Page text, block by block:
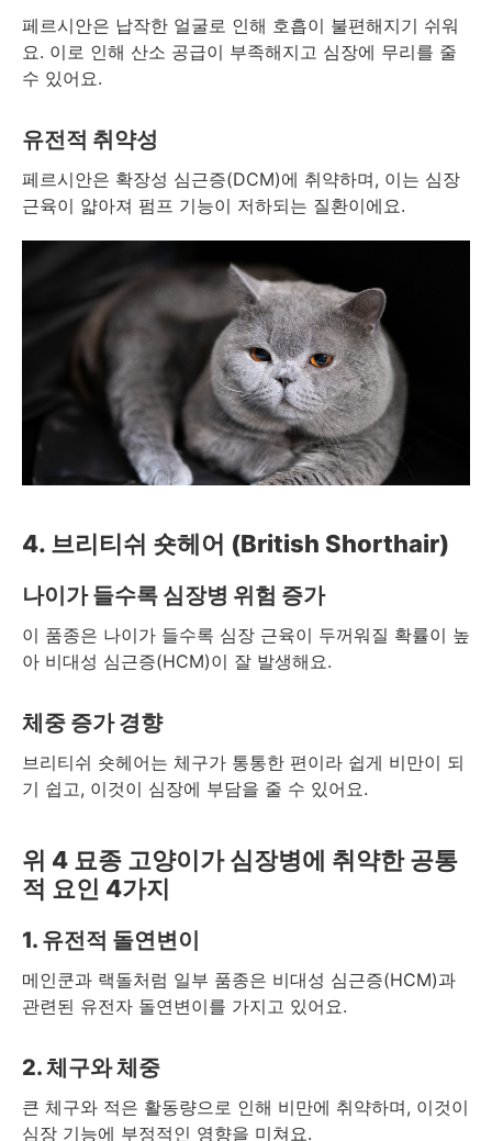
페르시안은 납작한 얼굴로 인해 호흡이 불편해지기 쉬워
요. 이로 인해 산소 공급이 부족해지고 심장에 무리를 줄
수 있어요.
유전적 취약성
페르시안은 확장성 심근증(DCM)에 취약하며, 이는 심장
근육이 얇아져 펌프 기능이 저하되는 질환이에요.
4. 브리티쉬 숏헤어 (British Shorthair)
나이가 들수록 심장병 위험 증가
이 품종은 나이가 들수록 심장 근육이 두꺼워질 확률이 높
아 비대성 심근증(HCM)이 잘 발생해요.
체중 증가 경향
브리티쉬 숏헤어는 체구가 통통한 편이라 쉽게 비만이 되
기 쉽고, 이것이 심장에 부담을 줄 수 있어요.
위 4 묘종 고양이가 심장병에 취약한 공통
적 요인 4가지
1. 유전적 돌연변이
메인쿤과 랙돌처럼 일부 품종은 비대성 심근증(HCM)과
관련된 유전자 돌연변이를 가지고 있어요.
2. 체구와 체중
큰 체구와 적은 활동량으로 인해 비만에 취약하며, 이것이
심장 기능에 부정적인 영향을 미쳐요.